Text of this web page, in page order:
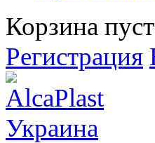
Корзина
Регистрация